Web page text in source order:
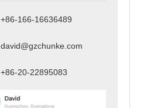
+86-166-16636489
david@gzchunke.com
+86-20-22895083